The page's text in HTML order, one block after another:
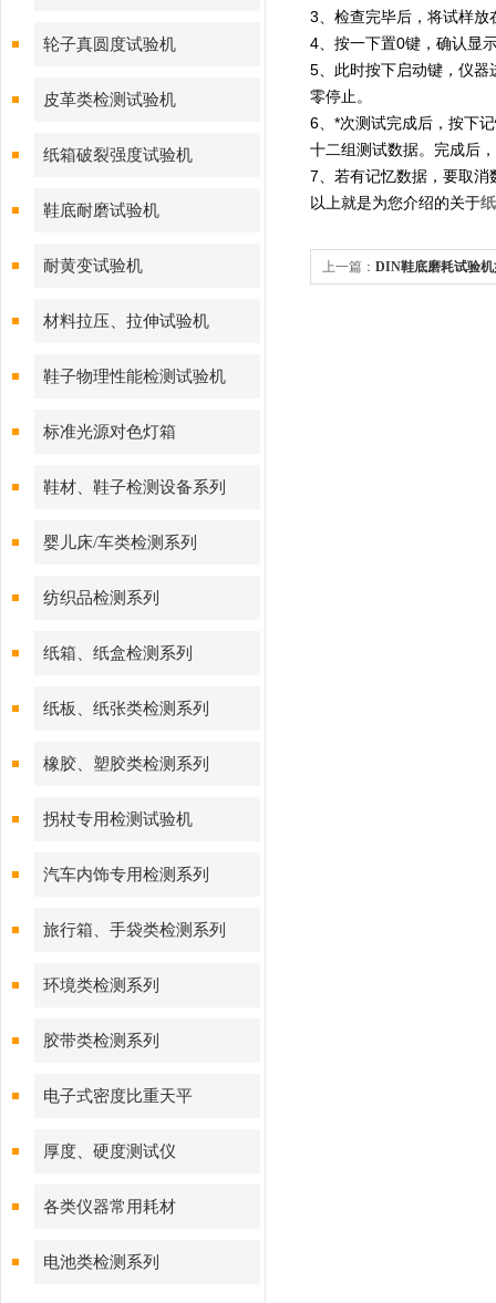
轮子真圆度试验机
皮革类检测试验机
纸箱破裂强度试验机
鞋底耐磨试验机
耐黄变试验机
材料拉压、拉伸试验机
鞋子物理性能检测试验机
标准光源对色灯箱
鞋材、鞋子检测设备系列
婴儿床/车类检测系列
纺织品检测系列
纸箱、纸盒检测系列
纸板、纸张类检测系列
橡胶、塑胶类检测系列
拐杖专用检测试验机
汽车内饰专用检测系列
旅行箱、手袋类检测系列
环境类检测系列
胶带类检测系列
电子式密度比重天平
厚度、硬度测试仪
各类仪器常用耗材
电池类检测系列
3、检查完毕后，将试样放
4、按一下置0键，确认显
5、此时按下启动键，仪
零停止。
6、*次测试完成后，按下
十二组测试数据。完成后
7、若有记忆数据，要取
以上就是为您介绍的关于
上一篇： DIN鞋底磨耗试验